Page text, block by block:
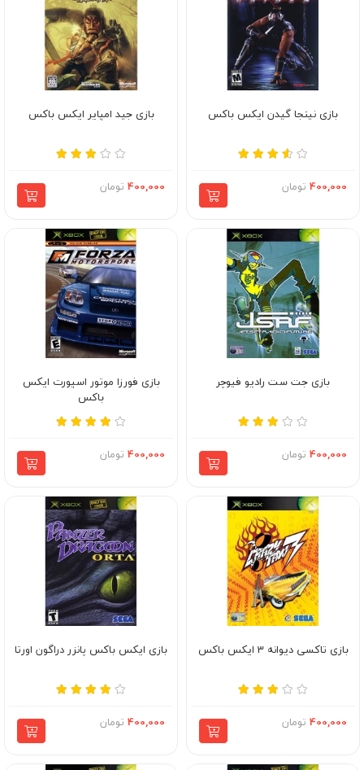
بازی نینجا گیدن ایکس باکس
400,000 تومان
بازی جید امپایر ایکس باکس
400,000 تومان
بازی جت ست رادیو فیوچر
400,000 تومان
بازی فورزا موتور اسپورت ایکس
باکس
400,000 تومان
بازی تاکسی دیوانه 3 ایکس باکس
400,000 تومان
بازی ایکس باکس پانزر دراگون اورتا
400,000 تومان